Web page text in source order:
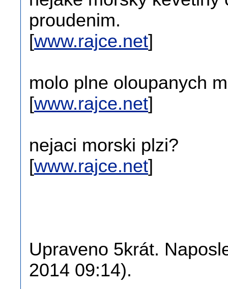
proudenim.
[www.rajce.net]
molo plne oloupanych
[www.rajce.net]
nejaci morski plzi?
[www.rajce.net]
Upraveno 5krát.
2014 09:14).